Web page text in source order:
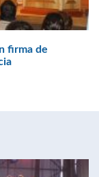
firma de